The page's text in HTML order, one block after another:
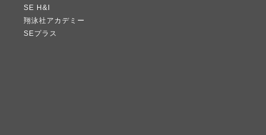
SE H&I
翔泳社アカデミー
SEプラス